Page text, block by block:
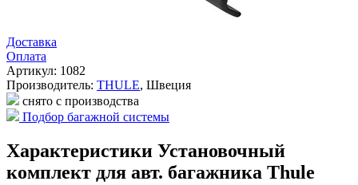
Доставка
Оплата
Артикул: 1082
Производитель: THULE, Швеция
снято с производства
Подбор багажной системы
Характеристики Установочный
комплект для авт. багажника Thule